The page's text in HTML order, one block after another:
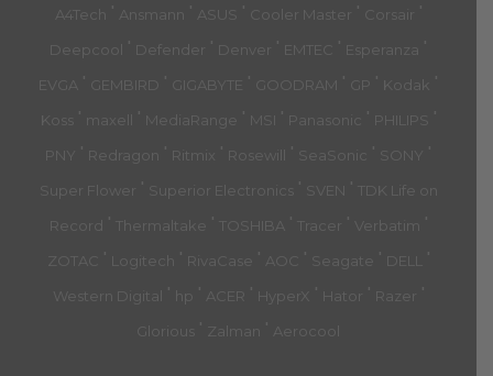
A4Tech ' Ansmann ' ASUS ' Cooler Master ' Corsair '
Deepcool ' Defender ' Denver ' EMTEC ' Esperanza '
EVGA ' GEMBIRD ' GIGABYTE ' GOODRAM ' GP ' Kodak '
Koss ' maxell ' MediaRange ' MSI ' Panasonic ' PHILIPS '
PNY ' Redragon ' Ritmix ' Rosewill ' SeaSonic ' SONY '
Super Flower ' Superior Electronics ' SVEN ' TDK Life on
Record ' Thermaltake ' TOSHIBA ' Tracer ' Verbatim '
ZOTAC ' Logitech ' RivaCase ' AOC ' Seagate ' DELL '
Western Digital ' hp ' ACER ' HyperX ' Hator ' Razer '
Glorious ' Zalman ' Aerocool